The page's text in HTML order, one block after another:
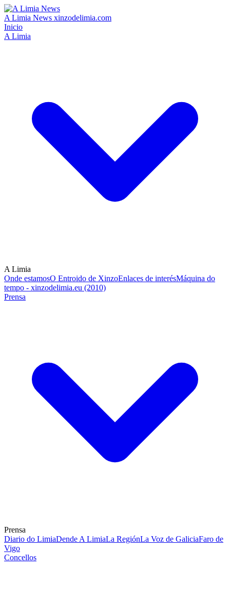
A Limia News xinzodelimia.com
Inicio
A Limia
A Limia
Onde estamosO Entroido de XinzoEnlaces de interésMáquina do
tempo - xinzodelimia.eu (2010)
Prensa
Prensa
Diario do LimiaDende A LimiaLa RegiónLa Voz de GaliciaFaro de
Vigo
Concellos